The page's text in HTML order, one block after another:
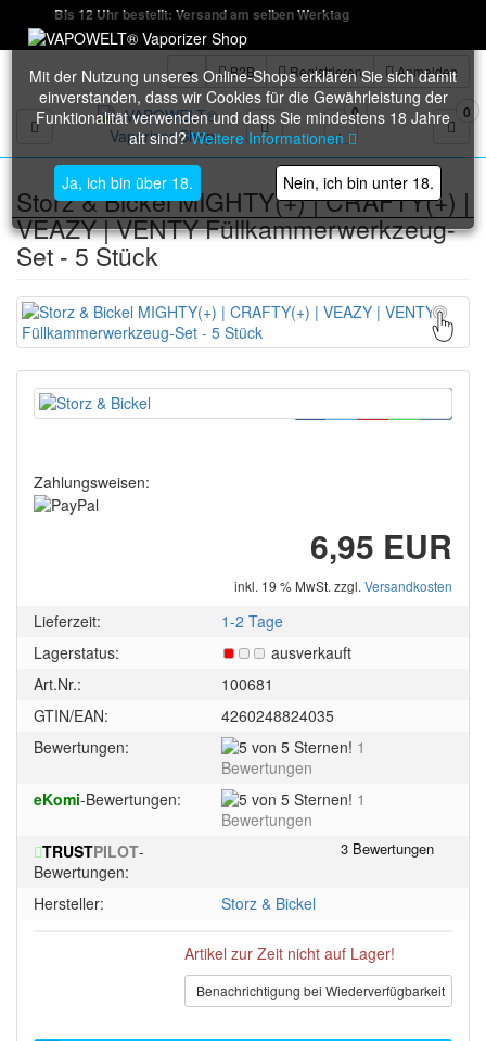
Bis 12 Uhr bestellt: Versand am selben Werktag
B2B Registrieren Anmelden
Toggle navigation
0 0
Mit der Nutzung unseres Online-Shops erklären Sie sich damit
einverstanden, dass wir Cookies für die Gewährleistung der
Funktionalität verwenden und dass Sie mindestens 18 Jahre
alt sind?Weitere Informationen
Ja, ich bin über 18. Nein, ich bin unter 18.
Storz & Bickel MIGHTY(+) | CRAFTY(+) |
VEAZY | VENTY Füllkammerwerkzeug-
Set - 5 Stück
Zahlungsweisen:
6,95 EUR
inkl. 19 % MwSt. zzgl. Versandkosten
Lieferzeit:
1-2 Tage
Lagerstatus:
ausverkauft
Art.Nr.:
100681
GTIN/EAN:
4260248824035
Bewertungen:
5
Sternen!
1
Bewertungen
eKomi-Bewertungen:
5
5
Sternen!
1
Bewertungen
TRUSTPILOT-
Bewertungen:
Hersteller:
Storz & Bickel
Artikel zur Zeit nicht auf Lager!
Benachrichtigung bei Wiederverfügbarkeit